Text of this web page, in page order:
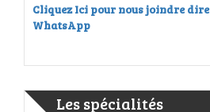
Cliquez Ici pour nous joindre
WhatsApp
Les spécialités